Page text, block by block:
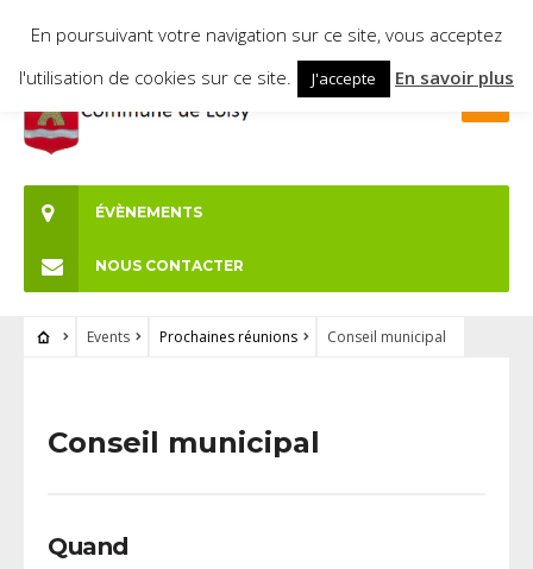
ÉVÈNEMENTS
NOUS CONTACTER
Events Prochaines réunions Conseil municipal
Conseil municipal
Quand
En poursuivant votre navigation sur ce site, vous acceptez
l'utilisation de cookies sur ce site.
J'accepte En savoir plus